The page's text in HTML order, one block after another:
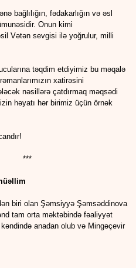
bağlılığın, fədakarlığın və əsl
Onun kimi
Vətən sevgisi ilə yoğrulur, milli
təqdim etdiyimiz bu məqalə
xatirəsini
nəsillərə çatdırmaq məqsədi
həyatı hər birimiz üçün örnək
biri olan Şəmsiyyə Şəmsəddinova
tam orta məktəbində fəaliyyət
anadan olub və Mingəçevir